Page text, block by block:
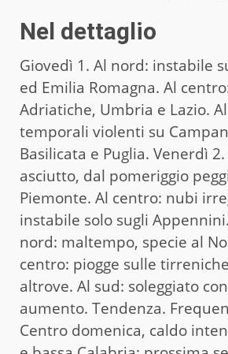
Nel dettaglio
Giovedì 1. Al nord: instabile
ed Emilia Romagna. Al
Adriatiche, Umbria e Lazio.
temporali violenti su
Basilicata e Puglia. Venerdì
asciutto, dal pomeriggio
Piemonte. Al centro: nubi
instabile solo sugli
nord: maltempo, specie al
centro: piogge sulle
altrove. Al sud: soleggiato
aumento. Tendenza.
Centro domenica, caldo